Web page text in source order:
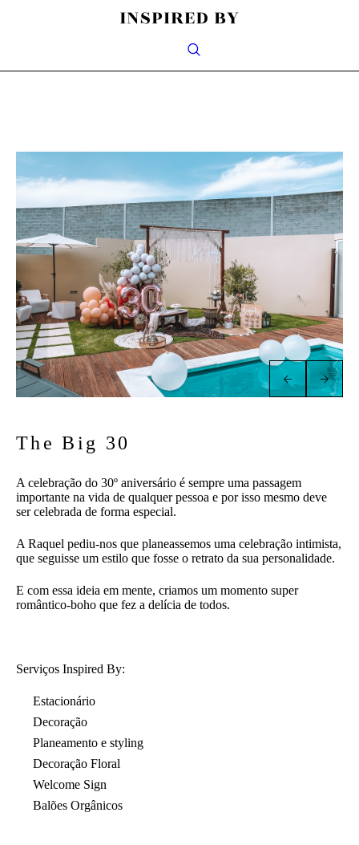
The Big 30
A celebração do 30º aniversário é sempre uma passagem
importante na vida de qualquer pessoa e por isso mesmo deve
ser celebrada de forma especial.
A Raquel pediu-nos que planeassemos uma celebração intimista,
que seguisse um estilo que fosse o retrato da sua personalidade.
E com essa ideia em mente, criamos um momento super
romântico-boho que fez a delícia de todos.
Serviços Inspired By:
Estacionário
Decoração
Planeamento e styling
Decoração Floral
Welcome Sign
Balões Orgânicos